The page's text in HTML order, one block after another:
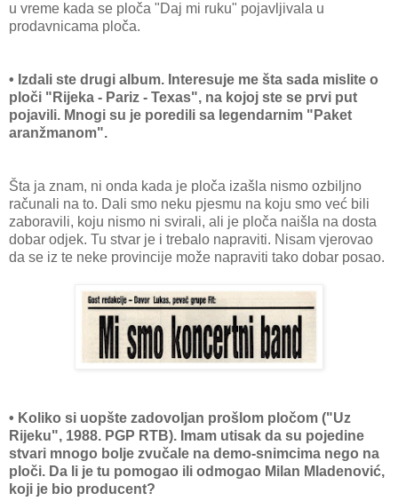
u vreme kada se ploča "Daj mi ruku" pojavljivala u
prodavnicama ploča.
• Izdali ste drugi album. Interesuje me šta sada mislite o
ploči "Rijeka - Pariz - Texas", na kojoj ste se prvi put
pojavili. Mnogi su je poredili sa legendarnim "Paket
aranžmanom".
Šta ja znam, ni onda kada je ploča izašla nismo ozbiljno
računali na to. Dali smo neku pjesmu na koju smo već bili
zaboravili, koju nismo ni svirali, ali je ploča naišla na dosta
dobar odjek. Tu stvar je i trebalo napraviti. Nisam vjerovao
da se iz te neke provincije može napraviti tako dobar posao.
• Koliko si uopšte zadovoljan prošlom pločom ("Uz
Rijeku", 1988. PGP RTB). Imam utisak da su pojedine
stvari mnogo bolje zvučale na demo-snimcima nego na
ploči. Da li je tu pomogao ili odmogao Milan Mladenović,
koji je bio producent?